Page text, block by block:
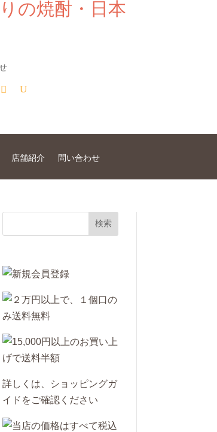
の焼酎・日本
店舗紹介 問い合わせ
詳しくは、
ショッピングガ
イド をご確認ください